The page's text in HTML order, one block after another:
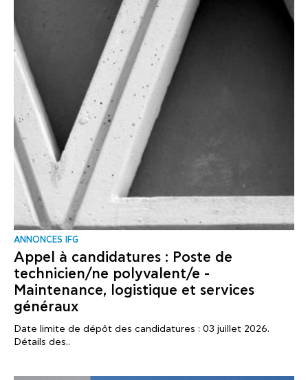
ANNONCES IFG
Appel à candidatures : Poste de
technicien/ne polyvalent/e -
Maintenance, logistique et services
généraux
Date limite de dépôt des candidatures : 03 juillet 2026.
Détails des..